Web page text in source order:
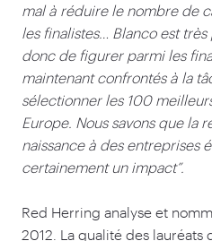
mal à réduire le nombre de
les finalistes… Blanco est
donc de figurer parmi les
maintenant confrontés à la
sélectionner les 100
Europe. Nous savons que la
naissance à des entreprises
certainement un impact”.
Red Herring analyse et
2012 . La qualité des